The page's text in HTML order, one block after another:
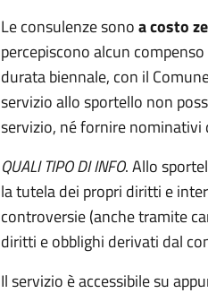
Le consulenze sonoa costo
percepiscono alcun
durata biennale, con il
servizio allo sportello non
servizio, né fornire nominativi
QUALI TIPO DI INFO. Allo
la tutela dei propri diritti e
controversie (anche tramite
diritti e obblighi derivati dal
Il servizio è accessibile su